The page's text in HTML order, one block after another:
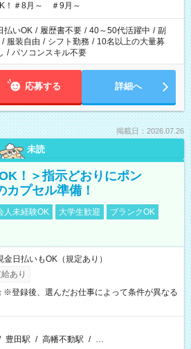
！＃8月～ ＃9月～
払いOK / 履歴書不要 / 40～50代活躍中 / 副
/ 服装自由 / シフト勤務 / 10名以上の大量募
/ パソコンスキル不要
応募する 詳細へ
掲載日：2026.07.26
未読
！＞指示どおりにポン
カプセル準備！
人未経験OK 大学生歓迎
ブランクOK
日払いもOK（規定あり）
あり
※登録後、選んだお仕事によって条件が異なる
豊田駅 / 高幡不動駅 / …